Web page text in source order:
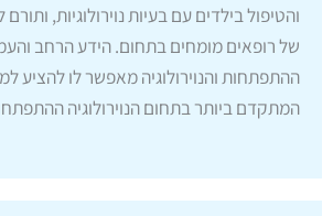
והטיפול בילדים עם בעיות נוירולוגיות,
של רופאים מומחים בתחום. הידע הרחב
ההתפתחות והנוירולוגיה מאפשר לו להציע
המתקדם ביותר בתחום הנוירולוגיה